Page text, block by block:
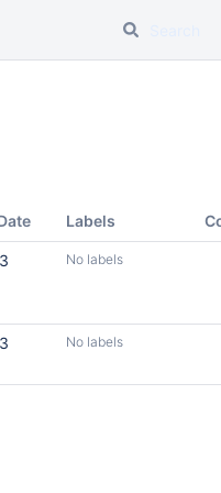
Labels
No labels
No labels